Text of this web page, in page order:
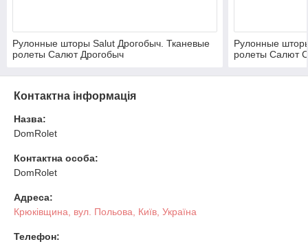
Рулонные шторы Salut Дрогобыч. Тканевые
ролеты Салют Дрогобыч
Рулонные
ролеты Салют
Контактна інформація
Назва:
DomRolet
Контактна особа:
DomRolet
Адреса:
Крюківщина, вул. Польова, Київ, Україна
Телефон: